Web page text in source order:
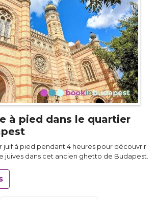
à pied dans le quartier
juif à pied pendant 4 heures pour découvrir
juives dans cet ancien ghetto de Budapest.